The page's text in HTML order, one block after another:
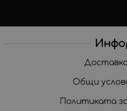
Общи
Политиката